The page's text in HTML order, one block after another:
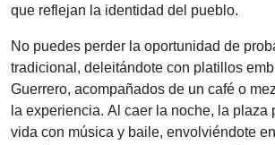
que reflejan la identidad del pueblo.
No puedes perder la oportunidad de
tradicional, deleitándote con platillos
Guerrero, acompañados de un café o
la experiencia. Al caer la noche, la plaza
vida con música y baile, envolviéndote